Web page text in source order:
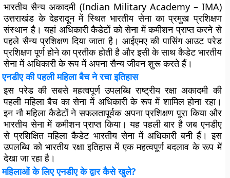
भारतीय सैन्य अकादमी (Indian Military Academy – IMA)
उत्तराखंड के देहरादून में स्थित भारतीय सेना का प्रमुख प्रशिक्षण
संस्थान है। यहां अधिकारी कैडेटों को सेना में कमीशन प्राप्त करने से
पहले सैन्य प्रशिक्षण दिया जाता है। आईएमए की पासिंग आउट परेड
प्रशिक्षण पूर्ण होने का प्रतीक होती है और इसी के साथ कैडेट भारतीय
सेना में अधिकारी के रूप में अपना सैन्य जीवन शुरू करते हैं।
एनडीए की पहली महिला बैच ने रचा इतिहास
इस परेड की सबसे महत्वपूर्ण उपलब्धि राष्ट्रीय रक्षा अकादमी की
पहली महिला बैच का सेना में अधिकारी के रूप में शामिल होना रहा।
इन नौ महिला कैडेटों ने सफलतापूर्वक अपना प्रशिक्षण पूरा किया और
भारतीय सेना में कमीशन प्राप्त किया। यह पहली बार है जब एनडीए
से प्रशिक्षित महिला कैडेट भारतीय सेना में अधिकारी बनी हैं। इस
उपलब्धि को भारतीय रक्षा इतिहास में एक महत्वपूर्ण बदलाव के रूप में
देखा जा रहा है।
महिलाओं के लिए एनडीए के द्वार कैसे खुले?